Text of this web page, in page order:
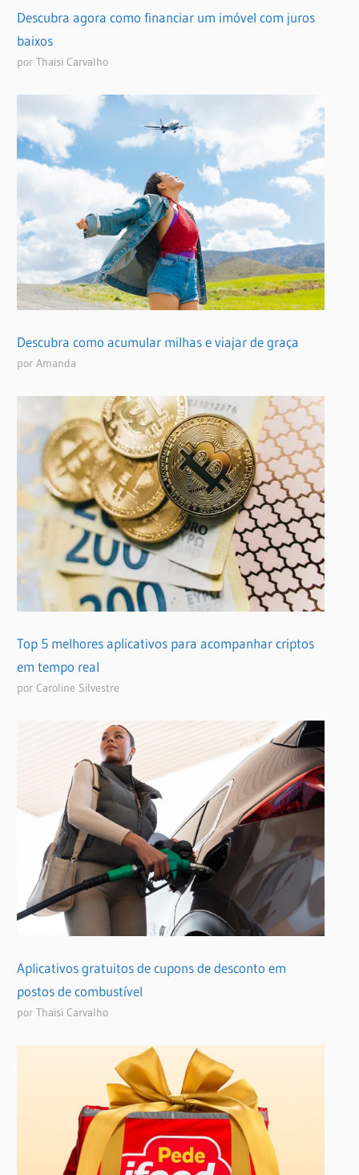
Descubra agora como financiar um imóvel com juros
baixos
por Thaisi Carvalho
Descubra como acumular milhas e viajar de graça
por Amanda
Top 5 melhores aplicativos para acompanhar criptos
em tempo real
por Caroline Silvestre
Aplicativos gratuitos de cupons de desconto em
postos de combustível
por Thaisi Carvalho